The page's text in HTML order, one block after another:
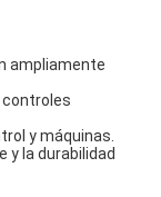
ampliamente
controles
y máquinas.
y la durabilidad